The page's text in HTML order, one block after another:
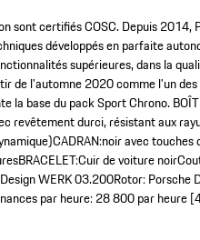
sont certifiés COSC. Depuis 2014,
développés en parfaite
supérieures, dans la
de l'automne 2020 comme l'un
la base du pack Sport Chrono.
revêtement durci, résistant aux
avec touches
de voiture
WERK 03.200Rotor: Porsche
par heure: 28 800 par heure